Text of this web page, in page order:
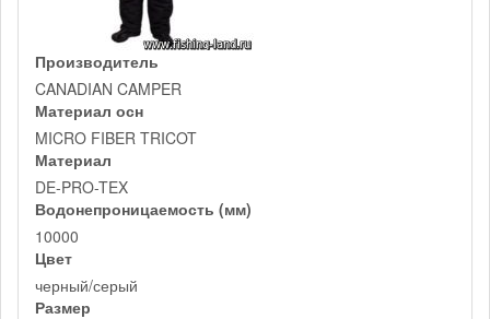
Производитель
CANADIAN CAMPER
Материал осн
MICRO FIBER TRICOT
Материал
DE-PRO-TEX
Водонепроницаемость (мм)
10000
Цвет
черный/серый
Размер